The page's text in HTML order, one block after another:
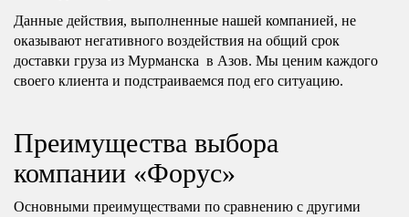
Данные действия, выполненные нашей компанией, не
оказывают негативного воздействия на общий срок
доставки груза из Мурманска в Азов. Мы ценим каждого
своего клиента и подстраиваемся под его ситуацию.
Преимущества выбора
компании «Форус»
Основными преимуществами по сравнению с другими